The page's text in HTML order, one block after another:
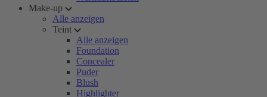
Make-up
Alle anzeigen
Teint
Alle anzeigen
Foundation
Concealer
Puder
Blush
Highlighter